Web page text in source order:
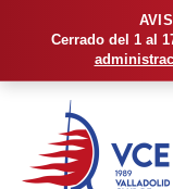
Cerrado del 1 al
contenido